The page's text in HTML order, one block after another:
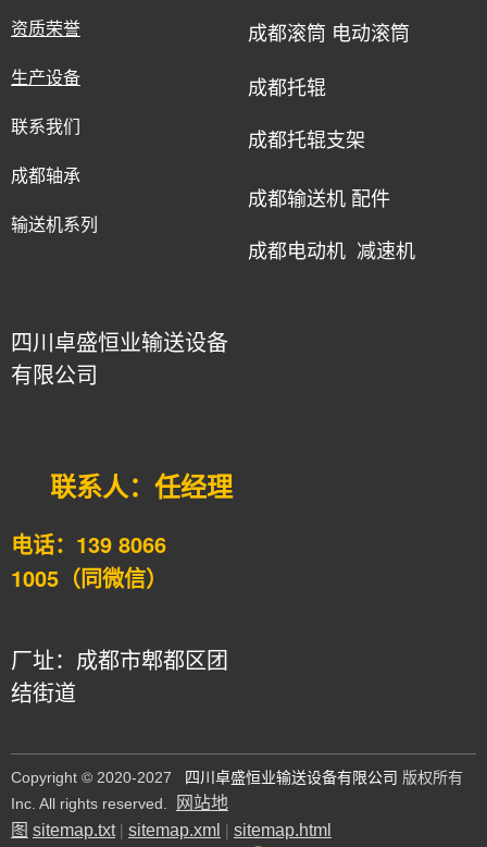
资质荣誉
生产设备
联系我们
成都轴承
输送机系列
成都滚筒 电动滚筒
成都托辊
成都托辊支架
成都输送机 配件
成都电动机 减速机
四川卓盛恒业输送设备
有限公司
联系人：任经理
电话： 139 8066
1005（同微信）
厂址：成都市郫都区团
结街道
Copyright © 2020-2027 四川卓盛恒业输送设备有限公司 版权所有
Inc. All rights reserved.
网站地
图 sitemap.txt| sitemap.xml | sitemap.html